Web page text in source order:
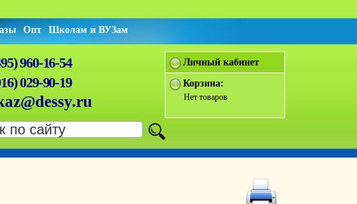
Опт Школам и ВУЗам
960-16-54
029-90-19
Личный кабинет
Корзина:
Нет товаров